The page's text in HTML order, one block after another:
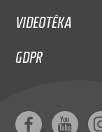
VIDEOTÉKA
GDPR